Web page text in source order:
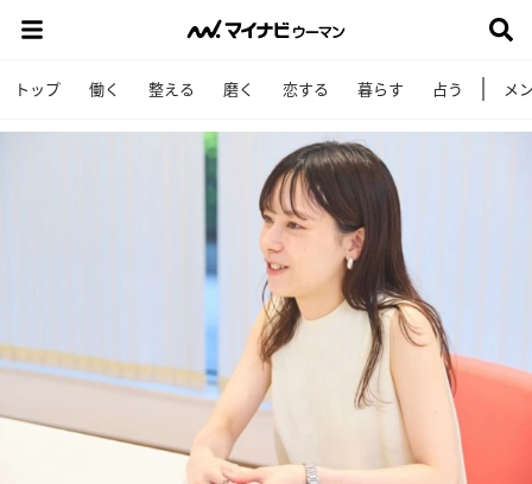
トップ 働く 整える 磨く 恋する 暮らす 占う メ